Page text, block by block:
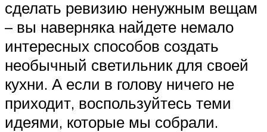
сделать ревизию ненужным вещам
– вы наверняка найдете немало
интересных способов создать
необычный светильник для своей
кухни. А если в голову ничего не
приходит, воспользуйтесь теми
идеями, которые мы собрали.